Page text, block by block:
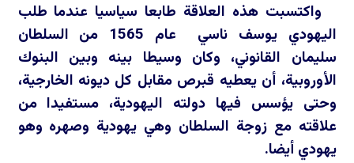
واكتسبت هذه العلاقة طابعا سياسيا عندما طلب
اليهودي يوسف ناسي عام 1565 من السلطان
سليمان القانوني، وكان وسيطا بينه وبين البنوك
الأوروبية، أن يعطيه قبرص مقابل كل ديونه الخارجية،
وحتى يؤسس فيها دولته اليهودية، مستفيدا من
علاقته مع زوجة السلطان وهي يهودية وصهره وهو
يهودي أيضا.